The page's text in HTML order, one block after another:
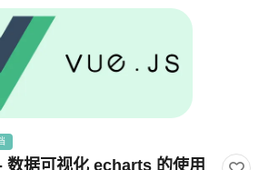
数据可视化 echarts 的使用